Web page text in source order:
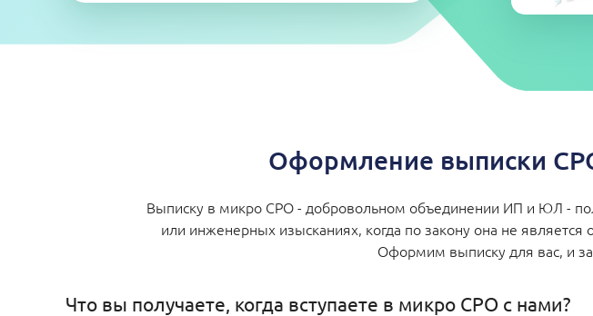
Оформление выписки
Выписку в микро СРО - добровольном объединении ИП и ЮЛ -
или инженерных изысканиях, когда по закону она не
Оформим выписку для вас, и
Что вы получаете, когда вступаете в микро СРО с нами?